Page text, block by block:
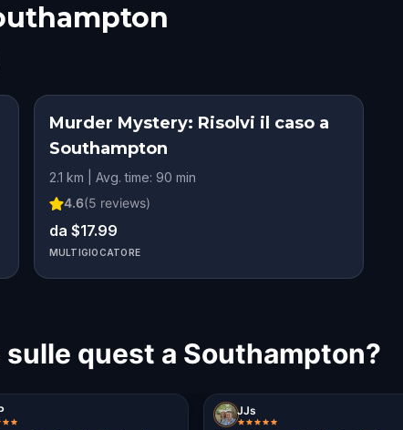
Murder Mystery: Risolvi il caso a
Southampton
2.1 km | Avg. time: 90 min
4.6(5 reviews)
da $17.99
MULTIGIOCATORE
quest a Southampton?
JJs